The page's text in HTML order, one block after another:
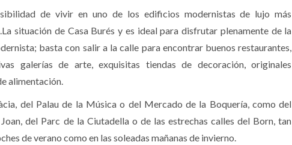
de vivir en uno de los edificios modernistas de lujo más
situación de Casa Burés y es ideal para disfrutar plenamente de la
basta con salir a la calle para encontrar buenos restaurantes,
galerías de arte, exquisitas tiendas de decoración, originales
alimentación.
del Palau de la Música o del Mercado de la Boquería, como del
del Parc de la Ciutadella o de las estrechas calles del Born, tan
de verano como en las soleadas mañanas de invierno.